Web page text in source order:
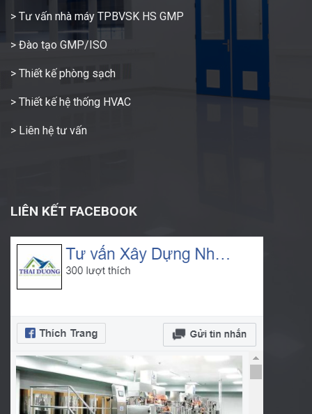
> Tư vấn nhà máy TPBVSK HS GMP
> Đào tạo GMP/ISO
> Thiết kế phòng sạch
> Thiết kế hệ thống HVAC
> Liên hệ tư vấn
LIÊN KẾT FACEBOOK